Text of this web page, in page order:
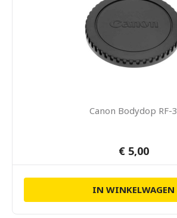
Canon Bodydop RF-3
€ 5,00
IN WINKELWAGEN